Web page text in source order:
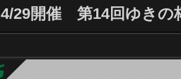
4/29開催 第14回ゆきの